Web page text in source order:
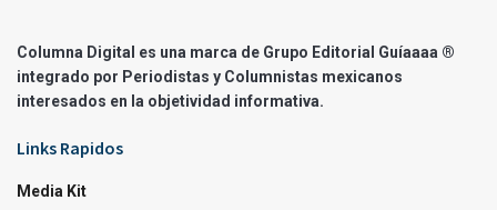
Columna Digital es una marca de Grupo Editorial Guíaaaa ®
integrado por Periodistas y Columnistas mexicanos
interesados en la objetividad informativa.
Links Rapidos
Media Kit